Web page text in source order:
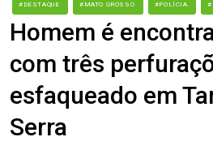
#DESTAQUE #MATO GROSSO #POLÍCIA
Homem é
com três
esfaqueado em
Serra